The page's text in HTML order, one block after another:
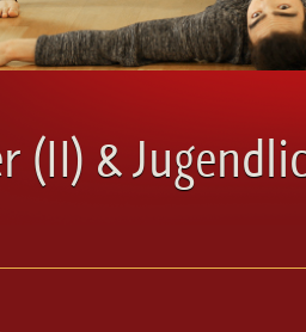
(II) &